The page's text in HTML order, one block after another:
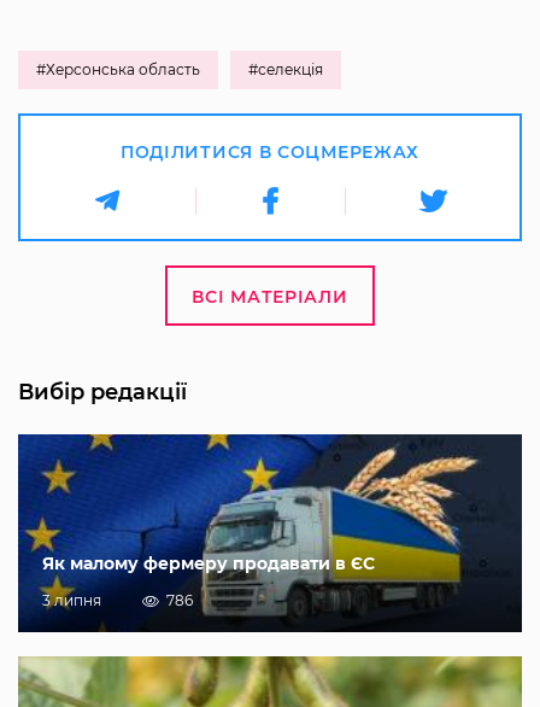
#Херсонська область #селекція
ПОДІЛИТИСЯ В СОЦМЕРЕЖАХ
ВСІ МАТЕРІАЛИ
Вибір редакції
Як малому фермеру продавати в ЄС
3 липня 786